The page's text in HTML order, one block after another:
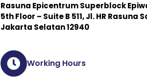
Rasuna Epicentrum Superblock
5th Floor – Suite B 511, Jl. HR Rasuna
Jakarta Selatan 12940
Working Hours